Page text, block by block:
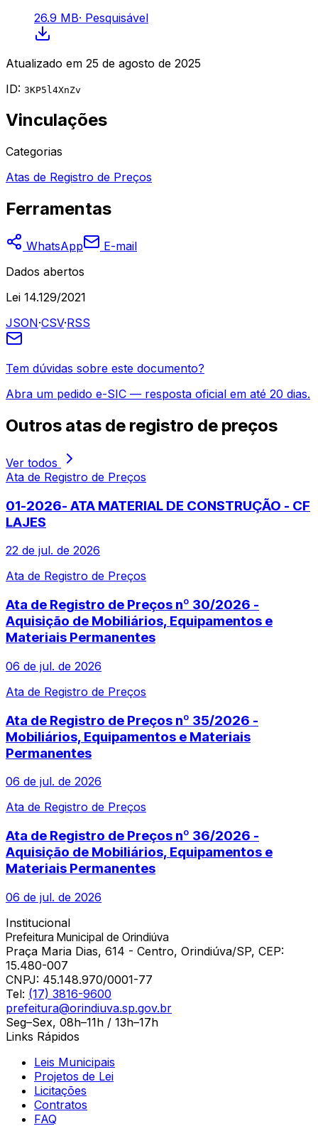
26.9 MB· Pesquisável
Atualizado em 25 de agosto de 2025
ID: 3KP5l4XnZv
Vinculações
Categorias
Atas de Registro de Preços
Ferramentas
WhatsApp
E-mail
Dados abertos
Lei 14.129/2021
JSON·CSV·RSS
Tem dúvidas sobre este documento?
Abra um pedido e-SIC — resposta oficial em até 20 dias.
Outros atas de registro de preços
Ver todos
Ata de Registro de Preços
01-2026- ATA MATERIAL DE CONSTRUÇÃO - CF
LAJES
22 de jul. de 2026
Ata de Registro de Preços
Ata de Registro de Preços nº 30/2026 -
Aquisição de Mobiliários, Equipamentos e
Materiais Permanentes
06 de jul. de 2026
Ata de Registro de Preços
Ata de Registro de Preços nº 35/2026 -
Mobiliários, Equipamentos e Materiais
Permanentes
06 de jul. de 2026
Ata de Registro de Preços
Ata de Registro de Preços nº 36/2026 -
Aquisição de Mobiliários, Equipamentos e
Materiais Permanentes
06 de jul. de 2026
Institucional
Prefeitura Municipal de Orindiúva
Praça Maria Dias, 614 - Centro, Orindiúva/SP, CEP:
15.480-007
CNPJ: 45.148.970/0001-77
Tel: (17) 3816-9600
prefeitura@orindiuva.sp.gov.br
Seg–Sex, 08h–11h / 13h–17h
Links Rápidos
Leis Municipais
Projetos de Lei
Licitações
Contratos
FAQ